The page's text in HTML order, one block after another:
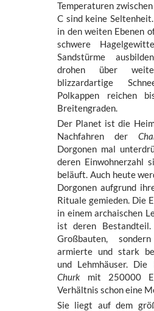
Temperaturen
C sind keine
in den weiten Ebenen
schwere
Sandstürme
drohen über
blizzardartige
Polkappen reichen
Breitengraden.
Der Planet ist die
Nachfahren der
Dorgonen mal
deren Einwohnerzahl
beläuft. Auch heute
Dorgonen aufgrund
Rituale gemieden. Die
in einem archaischen
ist deren
Großbauten,
armierte und stark
und Lehmhäuser.
Churk mit 250000
Verhältnis schon eine
Sie liegt auf dem